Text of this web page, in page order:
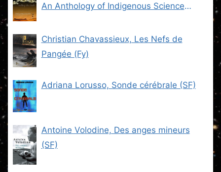
An Anthology of Indigenous Science
Christian Chavassieux, Les Nefs de
Pangée (Fy)
Adriana Lorusso, Sonde cérébrale (SF)
Antoine Volodine, Des anges mineurs
(SF)